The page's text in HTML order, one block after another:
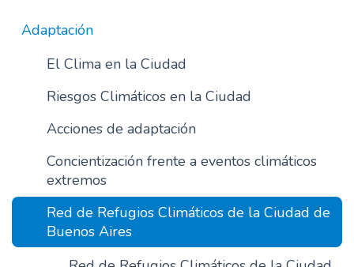
t
n
d
p
i
c
Adaptación
El Clima en la Ciudad
Riesgos Climáticos en la Ciudad
Acciones de adaptación
Concientización frente a eventos climáticos
extremos
Red de Refugios Climáticos de la Ciudad de
Buenos Aires